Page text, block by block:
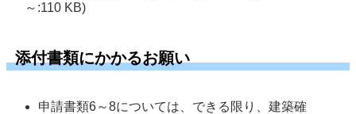
～:110 KB)
添付書類にかかるお願い
申請書類6～8については、できる限り、建築確